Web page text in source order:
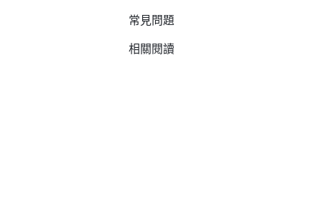
常見問題
相關閱讀